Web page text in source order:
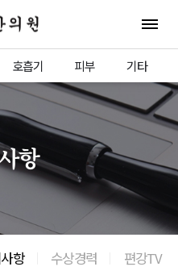
의원 전체
호흡기 피부 기타
항
항 수상경력 편강TV